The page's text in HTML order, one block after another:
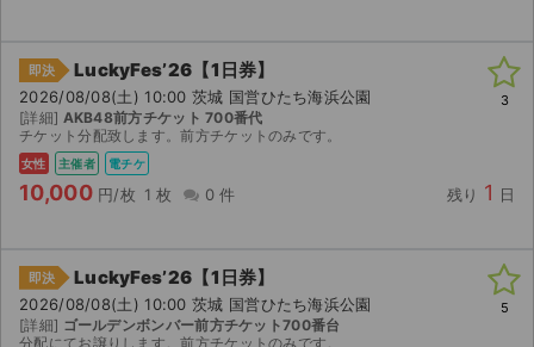
即決 LuckyFes’26【1日券】
2026/08/08(土) 10:00 茨城 国営ひたち海浜公園
[詳細] AKB48前方チケット 700番代
チケット分配致します。前方チケットのみです。
女性 主催者 電チケ
10,000 円/枚 1 枚 0 件 残り 1 日
3
即決 LuckyFes’26【1日券】
2026/08/08(土) 10:00 茨城 国営ひたち海浜公園
[詳細] ゴールデンボンバー前方チケット700番台
分配にてお譲りします。前方チケットのみです。
5